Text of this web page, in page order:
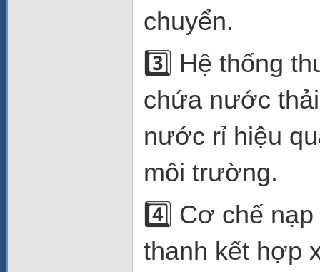
chuyển.
3️⃣ Hệ thống
chứa nước
nước rỉ hiệu
môi trường.
4️⃣ Cơ chế
thanh kết hợp